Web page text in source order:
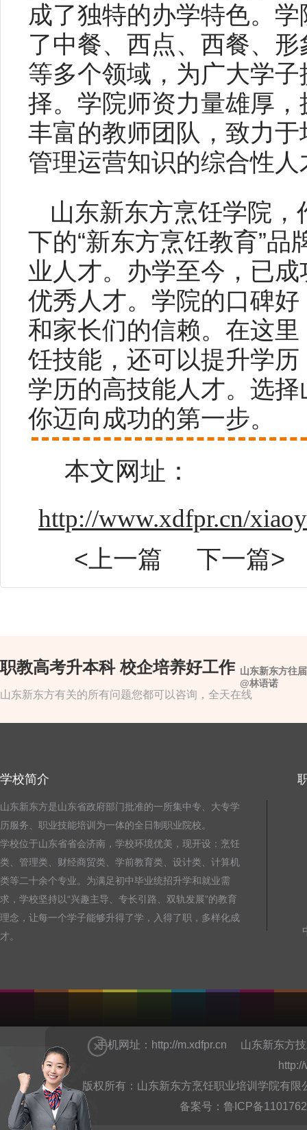
成了独特的办学特色。
了中餐、西点、西餐、
等多个领域，为广大学
择。学院师资力量雄厚
丰富的教师团队，致力
管理运营知识的综合性人
山东新东方烹饪学院
下的“新东方烹饪教育”
业人才。办学至今，已
优秀人才。学院的口碑
和家长们的信赖。在这
饪技能，还可以提升学
学历的高技能人才。选
你迈向成功的第一步。
本文网址：
http://www.xdfpr.cn/
<上一篇 下一篇>
职教高考升本科 校企培养好工作
山东新东方有关的所有问题您都可以咨询，全天在线
山东新东方往
@林语诺
学校简介
山东新东方是山东省政府部门批准的一所集中专、大专学
历服务、职业技能培训为一体的全日制职业院校。
学校位于山东省省会济南，学校环境优美，现开设：烹饪
类、管理类、财经商贸类、学前教育类、设计类、计算机
类等二十余个专业。为满足初中毕业统招升学和就业需
求，学校坚持以“兴趣主导、专长引路、双轨发展”的教育
理念，让每一个学子能够升得了学，入得了职，多样化成
才。
手机网址： http://m.xdfpr.cn 山东新东方技
版权所有：山东新东方烹饪职业培训学院有
备案号： 鲁ICP备